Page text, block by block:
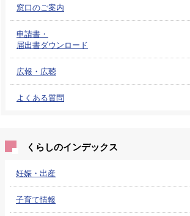
窓口のご案内
申請書・
届出書ダウンロード
広報・広聴
よくある質問
くらしのインデックス
妊娠・出産
子育て情報